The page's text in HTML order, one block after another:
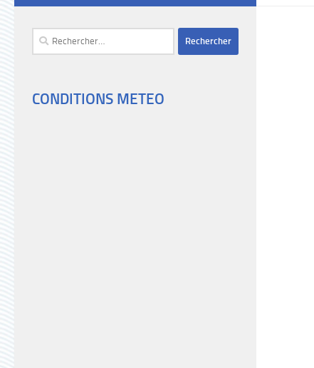
Rechercher :
CONDITIONS METEO